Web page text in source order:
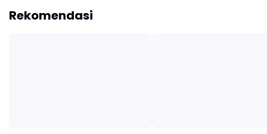
Rekomendasi